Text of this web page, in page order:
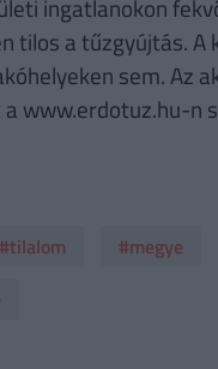
ingatlanokon
tilos a tűzgyújtás.
sem. Az
www.erdotuz.hu-
#tilalom #megye